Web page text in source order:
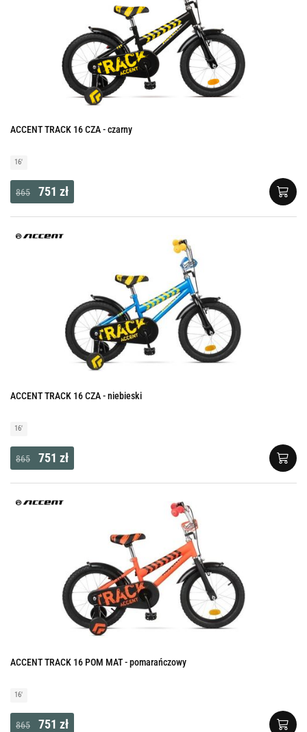
ACCENT TRACK 16 CZA - czarny
16'
865 751 zł
ACCENT TRACK 16 CZA - niebieski
16'
865 751 zł
ACCENT TRACK 16 POM MAT - pomarańczowy
16'
865 751 zł